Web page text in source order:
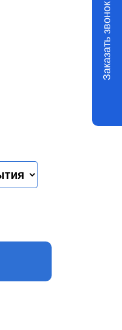
Заказать звонок